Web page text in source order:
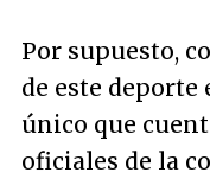
Por supuesto,
de este deporte
único que
oficiales de la